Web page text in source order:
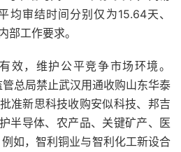
均审结时间分别仅为15.64天、
部工作要求。
效，维护公平竞争市场环境。
总局禁止武汉用通收购山东华泰
批准新思科技收购安似科技、邦吉
半导体、 农产品、 关键矿产、 医
如，智利铜业与智利 化工新设合